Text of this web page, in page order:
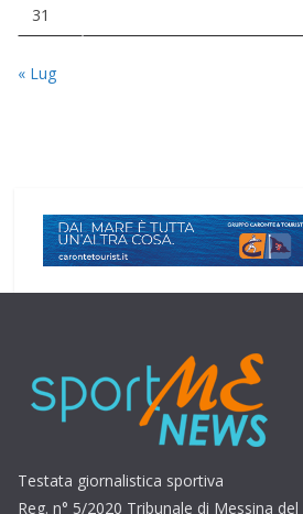
31
« Lug
Testata giornalistica sportiva
Reg. n° 5/2020 Tribunale di Messina